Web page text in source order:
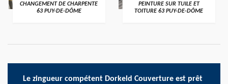
CHANGEMENT DE CHARPENTE
63 PUY-DE-DÔME
PEINTURE SUR TUILE ET
TOITURE 63 PUY-DE-DÔME
Le zingueur compétent Dorkeld Couverture est prêt